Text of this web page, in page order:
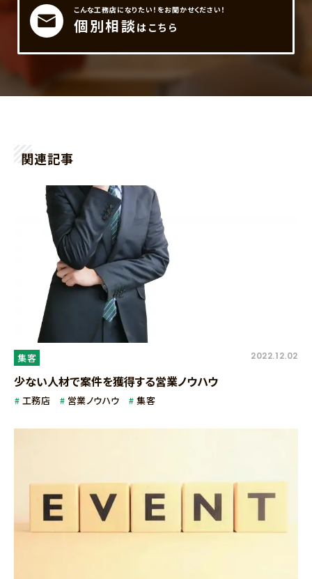
こんな工務店になりたい！をお聞かせください！
個別相談 はこちら
関連記事
集客 2022.12.02
少ない人材で案件を獲得する営業ノウハウ
工務店 営業ノウハウ 集客